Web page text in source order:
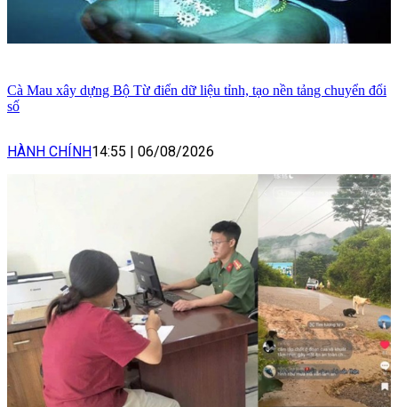
Cà Mau xây dựng Bộ Từ điển dữ liệu tỉnh, tạo nền tảng chuyển đổi
số
HÀNH CHÍNH14:55 06/08/2026